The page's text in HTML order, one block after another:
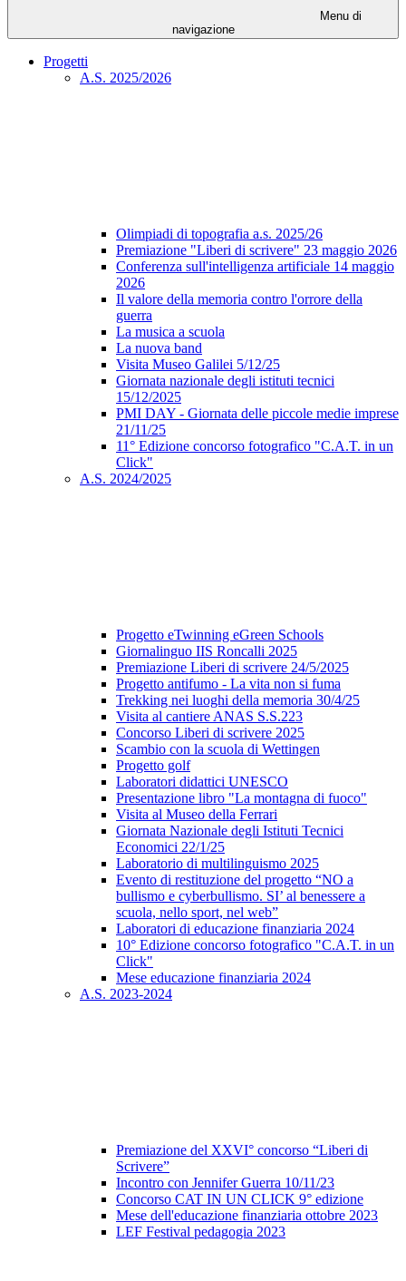
Menu di
navigazione
Progetti
A.S. 2025/2026
Olimpiadi di topografia a.s. 2025/26
Premiazione "Liberi di scrivere" 23 maggio 2026
Conferenza sull'intelligenza artificiale 14 maggio
2026
Il valore della memoria contro l'orrore della
guerra
La musica a scuola
La nuova band
Visita Museo Galilei 5/12/25
Giornata nazionale degli istituti tecnici
15/12/2025
PMI DAY - Giornata delle piccole medie imprese
21/11/25
11° Edizione concorso fotografico "C.A.T. in un
Click"
A.S. 2024/2025
Progetto eTwinning eGreen Schools
Giornalinguo IIS Roncalli 2025
Premiazione Liberi di scrivere 24/5/2025
Progetto antifumo - La vita non si fuma
Trekking nei luoghi della memoria 30/4/25
Visita al cantiere ANAS S.S.223
Concorso Liberi di scrivere 2025
Scambio con la scuola di Wettingen
Progetto golf
Laboratori didattici UNESCO
Presentazione libro "La montagna di fuoco"
Visita al Museo della Ferrari
Giornata Nazionale degli Istituti Tecnici
Economici 22/1/25
Laboratorio di multilinguismo 2025
Evento di restituzione del progetto “NO a
bullismo e cyberbullismo. SI’ al benessere a
scuola, nello sport, nel web”
Laboratori di educazione finanziaria 2024
10° Edizione concorso fotografico "C.A.T. in un
Click"
Mese educazione finanziaria 2024
A.S. 2023-2024
Premiazione del XXVI° concorso “Liberi di
Scrivere”
Incontro con Jennifer Guerra 10/11/23
Concorso CAT IN UN CLICK 9° edizione
Mese dell'educazione finanziaria ottobre 2023
LEF Festival pedagogia 2023